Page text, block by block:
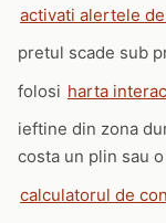
activati alertele
pretul scade sub
folosi harta
ieftine din zona
costa un plin sau
calculatorul de